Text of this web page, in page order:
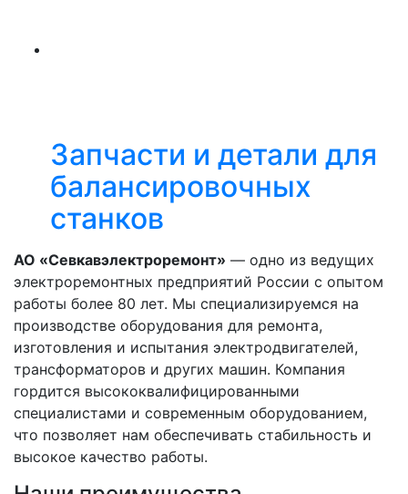
Запчасти и детали для
балансировочных
станков
АО «Севкавэлектроремонт» — одно из ведущих
электроремонтных предприятий России с опытом
работы более 80 лет. Мы специализируемся на
производстве оборудования для ремонта,
изготовления и испытания электродвигателей,
трансформаторов и других машин. Компания
гордится высококвалифицированными
специалистами и современным оборудованием,
что позволяет нам обеспечивать стабильность и
высокое качество работы.